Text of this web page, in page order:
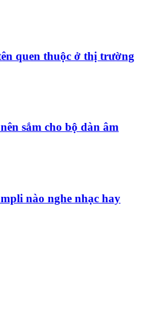
quen thuộc ở thị trường
sắm cho bộ dàn âm
nào nghe nhạc hay